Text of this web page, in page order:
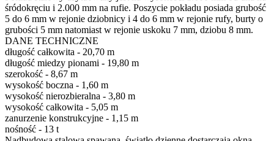
śródokręciu i 2.000 mm na rufie. Poszycie pokładu posiada grubość
5 do 6 mm w rejonie dziobnicy i 4 do 6 mm w rejonie rufy, burty o
grubości 5 mm natomiast w rejonie uskoku 7 mm, dziobu 8 mm.
DANE TECHNICZNE
długość całkowita - 20,70 m
długość miedzy pionami - 19,80 m
szerokość - 8,67 m
wysokość boczna - 1,60 m
wysokość nierozbieralna - 3,80 m
wysokość całkowita - 5,05 m
zanurzenie konstrukcyjne - 1,15 m
nośność - 13 t